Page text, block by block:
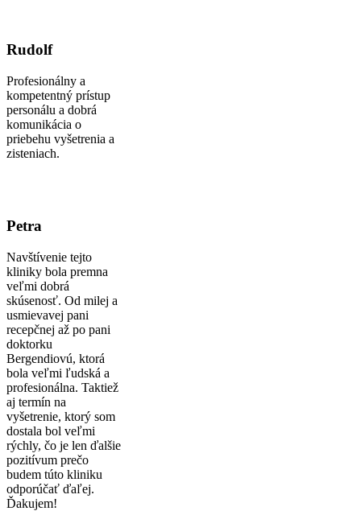
Rudolf
Profesionálny a
kompetentný prístup
personálu a dobrá
komunikácia o
priebehu vyšetrenia a
zisteniach.
Petra
Navštívenie tejto
kliniky bola premna
veľmi dobrá
skúsenosť. Od milej a
usmievavej pani
recepčnej až po pani
doktorku
Bergendiovú, ktorá
bola veľmi ľudská a
profesionálna. Taktiež
aj termín na
vyšetrenie, ktorý som
dostala bol veľmi
rýchly, čo je len ďalšie
pozitívum prečo
budem túto kliniku
odporúčať ďaľej.
Ďakujem!